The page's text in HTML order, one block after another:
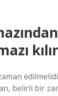
belirli bir